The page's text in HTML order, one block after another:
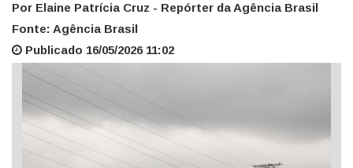
Por Elaine Patrícia Cruz - Repórter da Agência Brasil
Fonte: Agência Brasil
Publicado 16/05/2026 11:02